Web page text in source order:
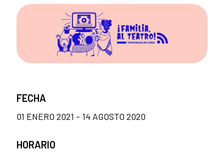
FECHA
01 ENERO 2021 - 14 AGOSTO 2020
HORARIO